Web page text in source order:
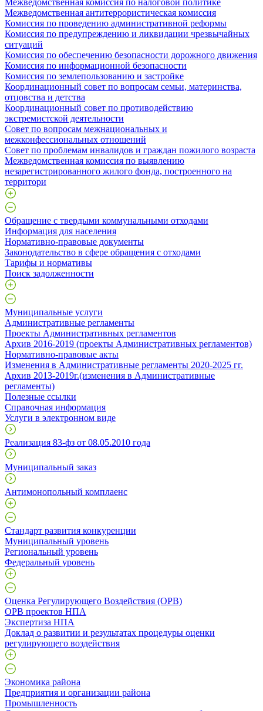
Межведомственная антитеррористическая комиссия
Комиссия по проведению административной реформы
Комиссия по предупреждению и ликвидации чрезвычайных
ситуаций
Комиссия по обеспечению безопасности дорожного движения
Комиссия по информационной безопасности
Комиссия по землепользованию и застройке
Координационный совет по вопросам семьи, материнства,
отцовства и детства
Координационный совет по противодействию
экстремистской деятельности
Совет по вопросам межнациональных и
межконфессиональных отношений
Совет по проблемам инвалидов и граждан пожилого возраста
Межведомственная комиссия по выявлению
незарегистрированного жилого фонда, построенного на
территори
Обращение с твердыми коммунальными отходами
Информация для населения
Нормативно-правовые документы
Законодательство в сфере обращения с отходами
Тарифы и нормативы
Поиск задолженности
Муниципальные услуги
Административные регламенты
Проекты Административных регламентов
Архив 2016-2019 (проекты Административных регламентов)
Нормативно-правовые акты
Изменения в Административные регламенты 2020-2025 гг.
Архив 2013-2019г.(изменения в Административные
регламенты)
Полезные ссылки
Справочная информация
Услуги в электронном виде
Реализация 83-фз от 08.05.2010 года
Муниципальный заказ
Антимонопольный комплаенс
Стандарт развития конкуренции
Муниципальный уровень
Региональный уровень
Федеральный уровень
Оценка Регулирующего Воздействия (ОРВ)
ОРВ проектов НПА
Экспертиза НПА
Доклад о развитии и результатах процедуры оценки
регулирующего воздействия
Экономика района
Предприятия и организации района
Промышленность